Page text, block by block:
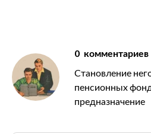
0 комментариев
Становление
пенсионных
предназначение